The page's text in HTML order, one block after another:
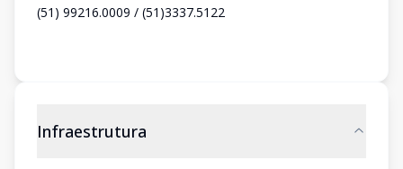
(51) 99216.0009 / (51)3337.5122
Infraestrutura